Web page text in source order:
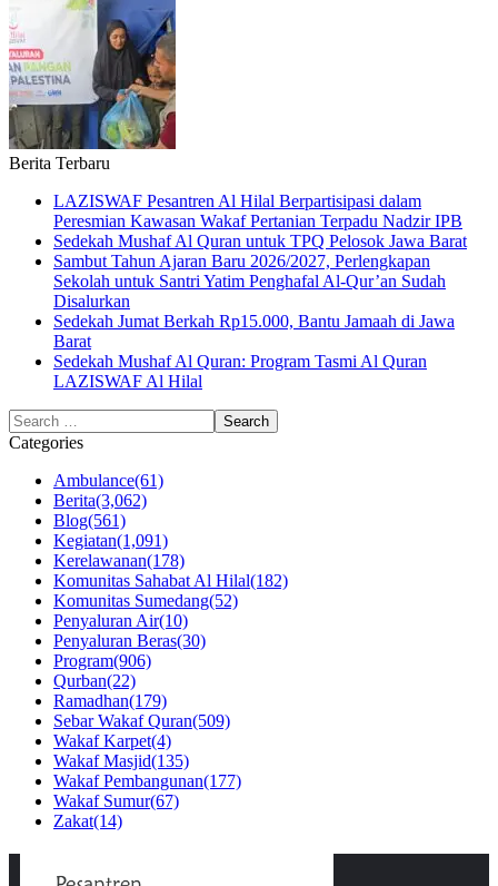
Berita Terbaru
LAZISWAF Pesantren Al Hilal Berpartisipasi dalam
Peresmian Kawasan Wakaf Pertanian Terpadu Nadzir IPB
Sedekah Mushaf Al Quran untuk TPQ Pelosok Jawa Barat
Sambut Tahun Ajaran Baru 2026/2027, Perlengkapan
Sekolah untuk Santri Yatim Penghafal Al-Qur’an Sudah
Disalurkan
Sedekah Jumat Berkah Rp15.000, Bantu Jamaah di Jawa
Barat
Sedekah Mushaf Al Quran: Program Tasmi Al Quran
LAZISWAF Al Hilal
Categories
Ambulance(61)
Berita(3,062)
Blog(561)
Kegiatan(1,091)
Kerelawanan(178)
Komunitas Sahabat Al Hilal(182)
Komunitas Sumedang(52)
Penyaluran Air(10)
Penyaluran Beras(30)
Program(906)
Qurban(22)
Ramadhan(179)
Sebar Wakaf Quran(509)
Wakaf Karpet(4)
Wakaf Masjid(135)
Wakaf Pembangunan(177)
Wakaf Sumur(67)
Zakat(14)